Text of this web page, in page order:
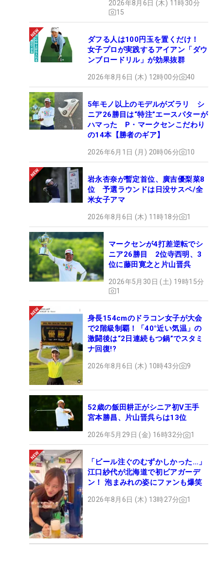
2026年8月6日 (木) 11時30分
15
ダフる人は100円玉を置くだけ！
女子プロが実践するアイアン「ダウ
ンブロードリル」が効果抜群
2026年8月6日 (木) 12時00分 40
5年モノ以上のモデルがズラリ シ
ニア26勝目は“特注”エースパターが
ハマった P・マークセンこだわり
の14本【勝者のギア】
2026年6月1日 (月) 20時06分 10
岩永杏奈が暫定首位、廣吉優梨菜8
位 予選ラウンドは日没サスペ/全
米女子アマ
2026年8月6日 (木) 11時18分 1
マークセンが4打差逆転でシ
ニア26勝目 2位寺西明、3
位に藤田寛之と片山晋呉
2026年5月30日 (土) 19時15分
1
身長154cmのドラコン女子が大会
で2階級制覇！「40°近い気温」の
激闘後は“2日連続もつ鍋”でスタミ
ナ回復!?
2026年8月6日 (木) 10時43分 9
52歳の飯田耕正がシニア初V王手
宮本勝昌、片山晋呉らは13位
2026年5月29日 (金) 16時32分 1
「ビール注ぐのむずかしかった…」
江口紗代が北海道で初ビアガーデ
ン！ 泡まみれの姿にファンも爆笑
2026年8月6日 (木) 13時27分 1